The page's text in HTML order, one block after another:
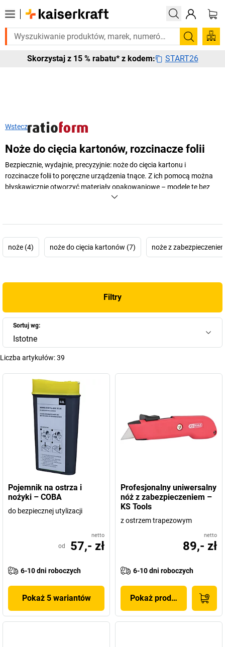
Sprawdź naszą ofertę z szybką dostawą tutaj
Szukaj
Skorzystaj z 15 % rabatu* z kodem: START26
Wstecz
Noże do cięcia kartonów, rozcinacze folii
Bezpiecznie, wydajnie, precyzyjnie: noże do cięcia kartonu i
rozcinacze folii to poręczne urządzenia tnące. Z ich pomocą można
błyskawicznie otworzyć materiały opakowaniowe – modele te bez
problemu przetną nawet tworzywa czy skórę. Od noży
+Pokaż więcej
noże (4)
noże do cięcia kartonów (7) noże z
Filtry
Sortuj wg:
Istotne
Liczba artykułów:39
Pojemnik na ostrza i
nożyki – COBA
do bezpiecznej utylizacji
netto
od 57,- zł
6-10 dni roboczych
Pokaż 5 wariantów
Profesjonalny uniwersalny
nóż z zabezpieczeniem –
KS Tools
z ostrzem trapezowym
netto
89,- zł
6-10 dni roboczych
Pokaż produkt